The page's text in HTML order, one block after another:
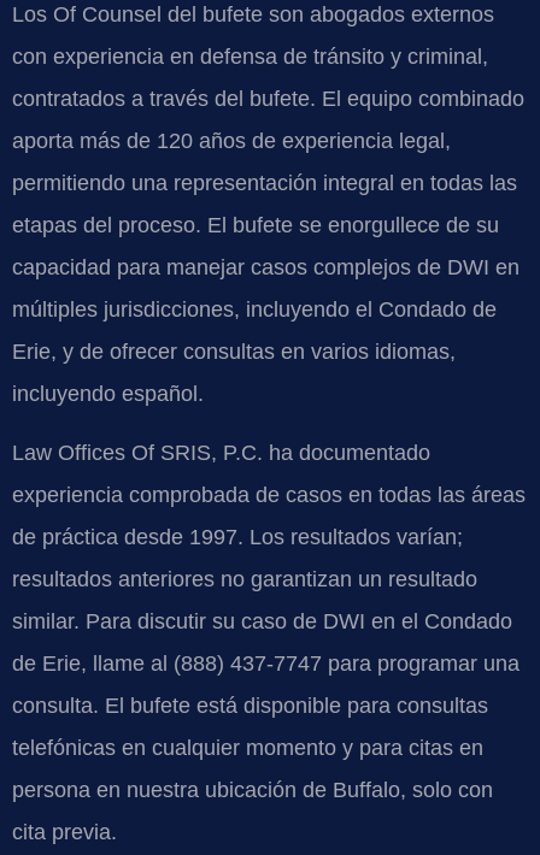
Los Of Counsel del bufete son abogados externos
con experiencia en defensa de tránsito y criminal,
contratados a través del bufete. El equipo combinado
aporta más de 120 años de experiencia legal,
permitiendo una representación integral en todas las
etapas del proceso. El bufete se enorgullece de su
capacidad para manejar casos complejos de DWI en
múltiples jurisdicciones, incluyendo el Condado de
Erie, y de ofrecer consultas en varios idiomas,
incluyendo español.
Law Offices Of SRIS, P.C. ha documentado
experiencia comprobada de casos en todas las áreas
de práctica desde 1997. Los resultados varían;
resultados anteriores no garantizan un resultado
similar. Para discutir su caso de DWI en el Condado
de Erie, llame al (888) 437-7747 para programar una
consulta. El bufete está disponible para consultas
telefónicas en cualquier momento y para citas en
persona en nuestra ubicación de Buffalo, solo con
cita previa.